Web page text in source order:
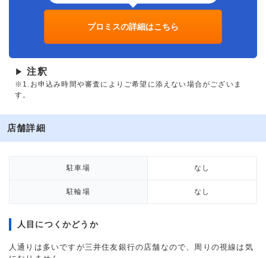
プロミスの詳細はこちら
▶ 注釈
※1.お申込み時間や審査によりご希望に添えない場合がございま
す。
店舗詳細
駐車場 なし
駐輪場 なし
人目につくかどうか
人通りは多いですが三井住友銀行の店舗なので、周りの視線は気